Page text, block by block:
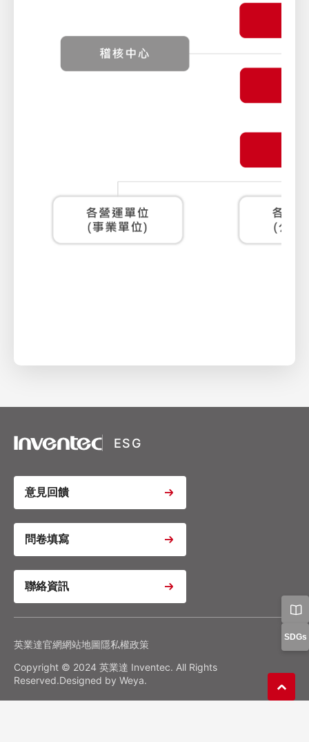
SDGs
全部拒絕 同意全部
XSRF Token
Youtube Video Iframe
Youtube Video Iframe
Youtube Video Iframe
Google Analytics
確認我的選擇
ESG
意見回饋
問卷填寫
聯絡資訊
英業達官網網站地圖隱私權政策
Copyright © 2024 英業達 Inventec. All Rights
Reserved.Designed by Weya.